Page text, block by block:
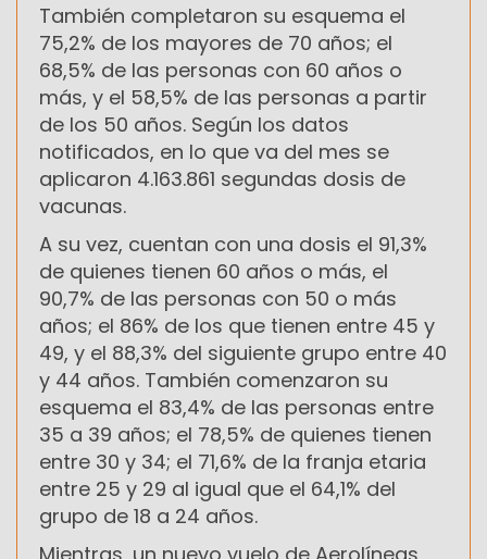
También completaron su esquema el
75,2% de los mayores de 70 años; el
68,5% de las personas con 60 años o
más, y el 58,5% de las personas a partir
de los 50 años. Según los datos
notificados, en lo que va del mes se
aplicaron 4.163.861 segundas dosis de
vacunas.
A su vez, cuentan con una dosis el 91,3%
de quienes tienen 60 años o más, el
90,7% de las personas con 50 o más
años; el 86% de los que tienen entre 45 y
49, y el 88,3% del siguiente grupo entre 40
y 44 años. También comenzaron su
esquema el 83,4% de las personas entre
35 a 39 años; el 78,5% de quienes tienen
entre 30 y 34; el 71,6% de la franja etaria
entre 25 y 29 al igual que el 64,1% del
grupo de 18 a 24 años.